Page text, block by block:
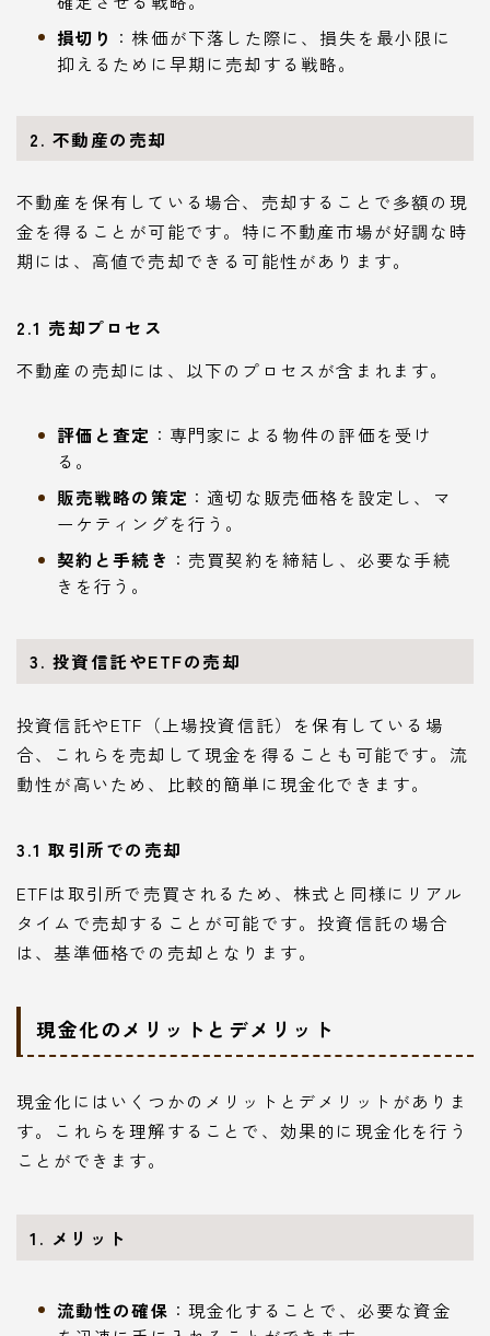
損切り ：株価が下落した際に、損失を最小限に
抑えるために早期に売却する戦略。
2. 不動産の売却
不動産を保有している場合、売却することで多額の現
金を得ることが可能です。特に不動産市場が好調な時
期には、高値で売却できる可能性があります。
2.1 売却プロセス
不動産の売却には、以下のプロセスが含まれます。
評価と査定 ：専門家による物件の評価を受け
る。
販売戦略の策定 ：適切な販売価格を設定し、マ
ーケティングを行う。
契約と手続き ：売買契約を締結し、必要な手続
きを行う。
3. 投資信託やETFの売却
投資信託やETF（上場投資信託）を保有している場
合、これらを売却して現金を得ることも可能です。流
動性が高いため、比較的簡単に現金化できます。
3.1 取引所での売却
ETFは取引所で売買されるため、株式と同様にリアル
タイムで売却することが可能です。投資信託の場合
は、基準価格での売却となります。
現金化のメリットとデメリット
現金化にはいくつかのメリットとデメリットがありま
す。これらを理解することで、効果的に現金化を行う
ことができます。
1. メリット
流動性の確保 ：現金化することで、必要な資金